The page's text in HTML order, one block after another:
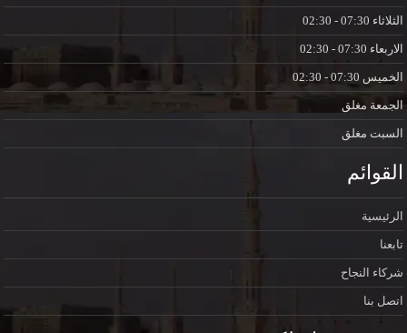
الثلاثاء
الاربعاء
الخميس
الجمعة مغلق
السبت مغلق
القوائم
الرئيسية
تابعنا
شركاء النجاح
اتصل بنا